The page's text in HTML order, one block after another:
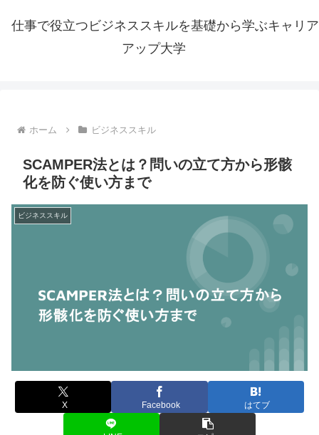
仕事で役立つビジネススキルを基礎から学ぶキャリア
アップ大学
ホーム ビジネススキル
SCAMPER法とは？問いの立て方から形骸
化を防ぐ使い方まで
ビジネススキル
X Facebook はてブ